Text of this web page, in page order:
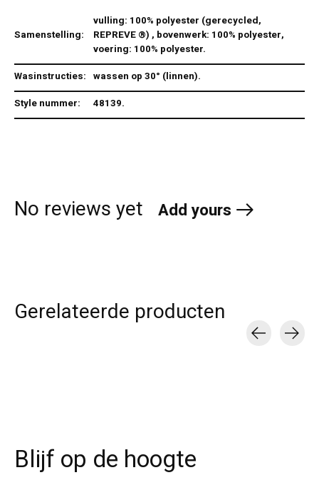
Samenstelling:
vulling: 100% polyester (gerecycled,
REPREVE ®) , bovenwerk: 100% polyester,
voering: 100% polyester.
Wasinstructies: wassen op 30° (linnen).
Style nummer:
48139.
No reviews yet Add yours
Gerelateerde producten
Blijf op de hoogte